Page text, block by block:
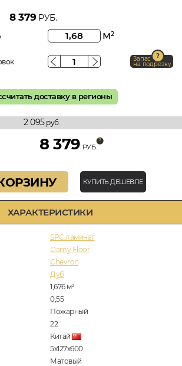
ХАРАКТЕРИСТИКИ
SPC ламинат
Damy Floor
Chevron
Дуб
1,676 м2
0,55
Пожарный
22
Китай
5х127х600
Матовый
8 379РУБ.
м2
Запас
на подрезку
доставку в регионы
2 095руб.
8 379 РУБ.
КУПИТЬ ДЕШЕВЛЕ